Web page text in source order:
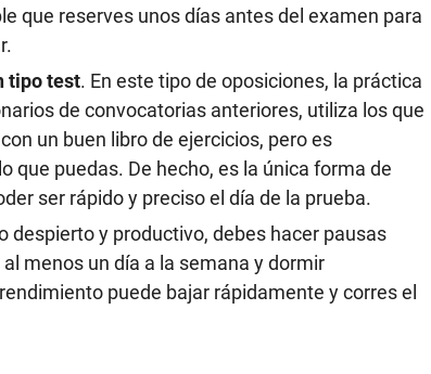
que reserves unos días antes del examen para
tipo test. En este tipo de oposiciones, la práctica
de convocatorias anteriores, utiliza los que
un buen libro de ejercicios, pero es
que puedas. De hecho, es la única forma de
ser rápido y preciso el día de la prueba.
despierto y productivo, debes hacer pausas
menos un día a la semana y dormir
puede bajar rápidamente y corres el